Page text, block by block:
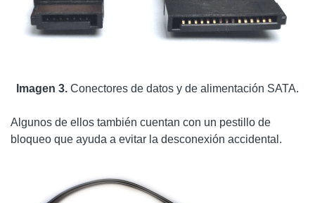
Imagen 3. Conectores de datos y de alimentación SATA.
Algunos de ellos también cuentan con un pestillo de
bloqueo que ayuda a evitar la desconexión accidental.